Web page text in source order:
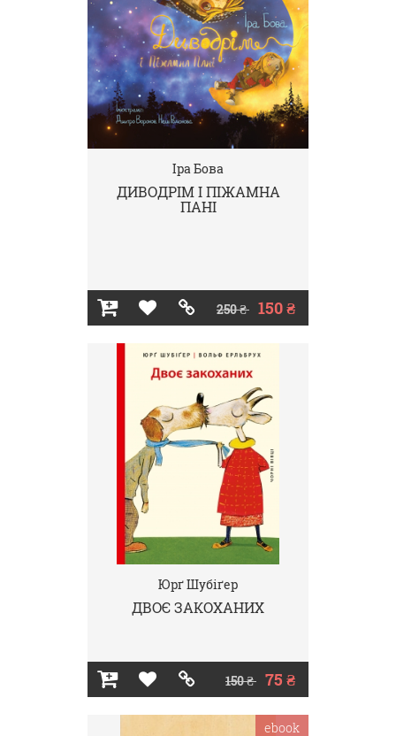
Іра Бова
ДИВОДРІМ І ПІЖАМНА
ПАНІ
250 ₴ 150 ₴
Юрґ Шубіґер
ДВОЄ ЗАКОХАНИХ
150 ₴ 75 ₴
ebook